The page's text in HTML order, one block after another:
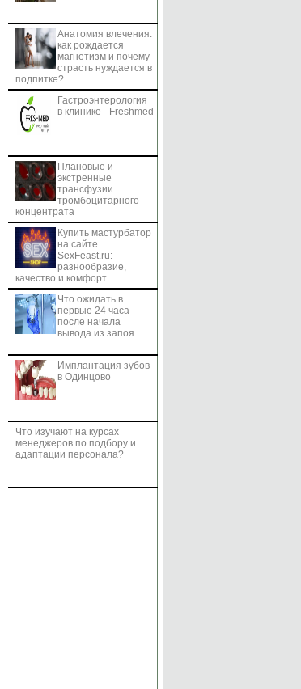
Анатомия влечения:
как рождается
магнетизм и почему
страсть нуждается в
подпитке?
Гастроэнтерология
в клинике - Freshmed
Плановые и
экстренные
трансфузии
тромбоцитарного
концентрата
Купить мастурбатор
на сайте
SexFeast.ru:
разнообразие,
качество и комфорт
Что ожидать в
первые 24 часа
после начала
вывода из запоя
Имплантация зубов
в Одинцово
Что изучают на курсах
менеджеров по подбору и
адаптации персонала?